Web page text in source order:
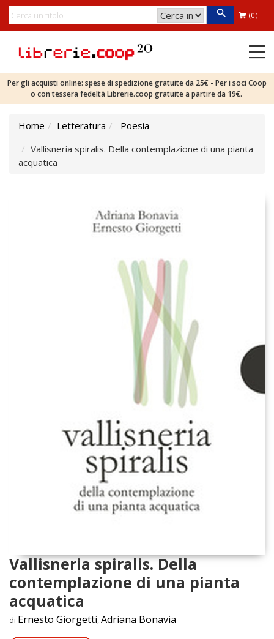
(0)
Per gli acquisti online: spese di spedizione gratuite da 25€ - Per i soci Coop
o con tessera fedeltà Librerie.coop gratuite a partire da 19€.
Home Letteratura
Poesia
Vallisneria spiralis. Della contemplazione di una pianta
acquatica
Vallisneria spiralis. Della
contemplazione di una pianta
acquatica
di Ernesto Giorgetti, Adriana Bonavia